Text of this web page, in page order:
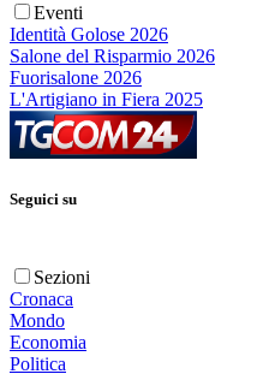
Eventi
Identità Golose 2026
Salone del Risparmio 2026
Fuorisalone 2026
L'Artigiano in Fiera 2025
Seguici su
Sezioni
Cronaca
Mondo
Economia
Politica